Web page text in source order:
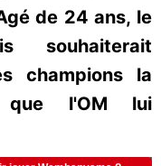
de 24 ans, le
souhaiterait
champions la
que l'OM lui